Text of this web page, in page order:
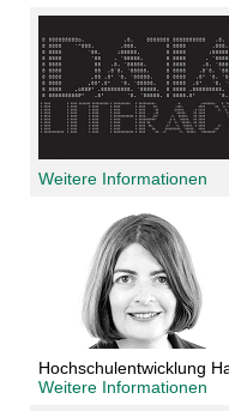
Weitere Informationen
Hochschulentwicklung
Weitere Informationen